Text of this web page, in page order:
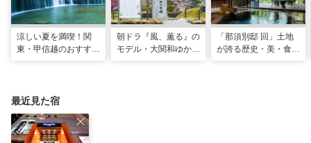
涼しい夏を満喫！関
東・甲信越のおすすめ
朝ドラ『風、薫る』の
モデル・大関和ゆかり
「那須別邸 回」土地
が誇る歴史・美・食を
最近見た宿